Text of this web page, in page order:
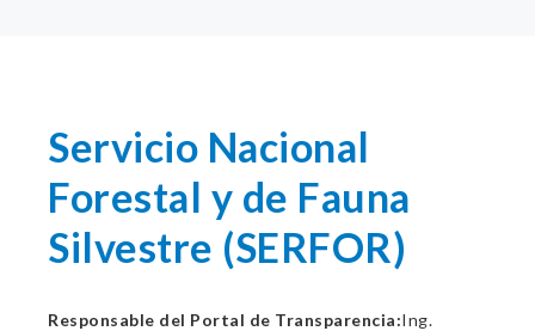
Servicio Nacional
Forestal y de Fauna
Silvestre (SERFOR)
Responsable del Portal de Transparencia:Ing.